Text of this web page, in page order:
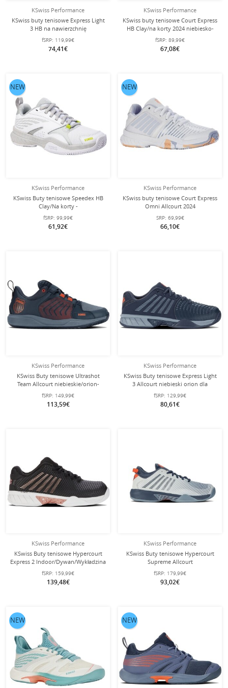
KSwiss Performance
KSwiss buty tenisowe Express Light
3 HB na nawierzchnię
ceglaną/piaskową białe/turkusowe
męskie
fSRP: 119,99€
74,41€
KSwiss Performance
KSwiss buty tenisowe Court Express
HB Clay/na korty 2024 niebiesko-
zielone/białe męskie
fSRP: 89,99€
67,08€
KSwiss Performance
KSwiss Buty tenisowe Speedex HB
Clay/Na korty -
biały/szary/limonkowy dla kobiet
fSRP: 99,99€
61,92€
NEW
KSwiss Performance
KSwiss buty tenisowe Court Express
Omni Allcourt 2024
białe/fioletowe/brzoskwiniowe
dziecięce
SRP: 69,99€
66,10€
NEW
KSwiss Performance
KSwiss Buty tenisowe Ultrashot
Team Allcourt niebieskie/orion-
niebieskie męskie
fSRP: 149,99€
113,59€
KSwiss Performance
KSwiss Buty tenisowe Express Light
3 Allcourt niebieski orion dla
mężczyzn
fSRP: 129,99€
80,61€
KSwiss Performance
KSwiss Buty tenisowe Hypercourt
Express 2 Indoor/Dywan/Wykładzina
czarny/biały Damskie
fSRP: 159,99€
139,48€
KSwiss Performance
KSwiss Buty tenisowe Hypercourt
Supreme Allcourt
jasnoniebieski/orionowy niebieski
męskie
fSRP: 179,99€
93,02€
NEW NEW